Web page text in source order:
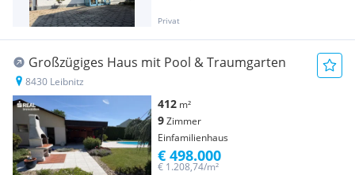
Privat
Großzügiges Haus mit Pool & Traumgarten
8430 Leibnitz
412 m²
9Zimmer
Einfamilienhaus
€ 1.208,74/m²
€ 498.000